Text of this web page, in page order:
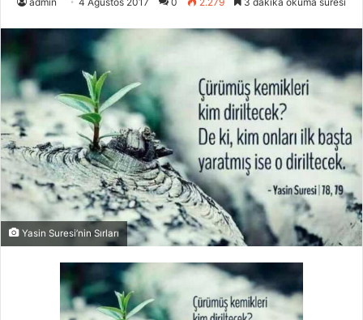
Yasin Suresi’nin Sırları